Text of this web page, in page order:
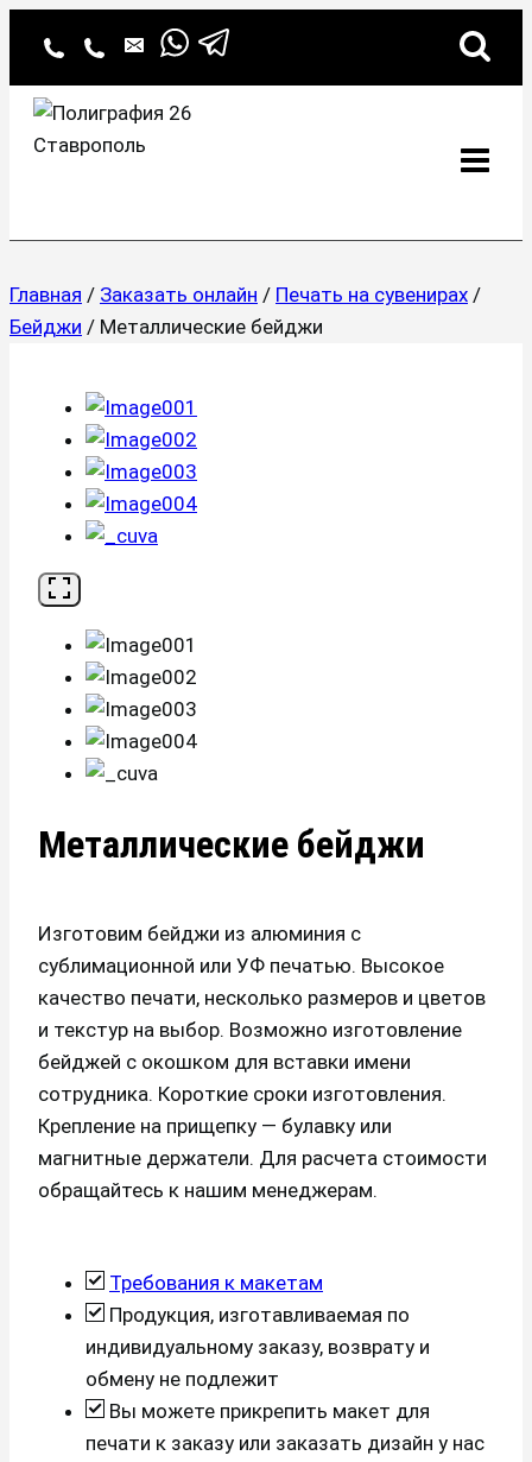
содержимому
Главная / Заказать онлайн / Печать на сувенирах /
Бейджи / Металлические бейджи
Металлические бейджи
Изготовим бейджи из алюминия с
сублимационной или УФ печатью. Высокое
качество печати, несколько размеров и цветов
и текстур на выбор. Возможно изготовление
бейджей с окошком для вставки имени
сотрудника. Короткие сроки изготовления.
Крепление на прищепку — булавку или
магнитные держатели. Для расчета стоимости
обращайтесь к нашим менеджерам.
Требования к макетам
Продукция, изготавливаемая по
индивидуальному заказу, возврату и
обмену не подлежит
Вы можете прикрепить макет для
печати к заказу или заказать дизайн у нас